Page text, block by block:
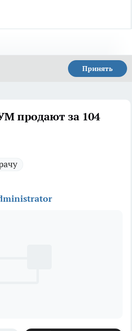
Принять
продают за 104